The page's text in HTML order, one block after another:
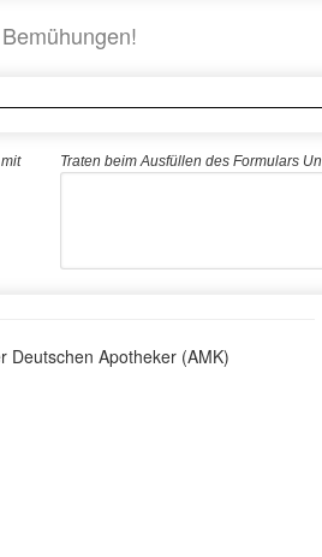
Traten beim Ausfüllen des Formulars
Deutschen Apotheker (AMK)